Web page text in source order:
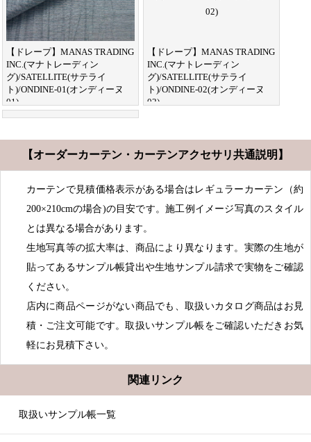
【ドレープ】MANAS TRADING
INC.(マナトレーディン
グ)/SATELLITE(サテライ
ト)/ONDINE-01(オンディーヌ
01)
【ドレープ】MANAS TRADING
INC.(マナトレーディン
グ)/SATELLITE(サテライ
ト)/ONDINE-02(オンディーヌ
02)
【オーダーカーテン・カーテンアクセサリ共通説明】
カーテンで見積価格表示がある場合はレギュラーカーテン（約
200×210cmの場合)の目安です。施工例イメージ写真のスタイル
とは異なる場合があります。
生地写真等の拡大率は、商品により異なります。実際の生地が
貼ってあるサンプル帳貸出や生地サンプル請求で実物をご確認
ください。
店内に商品ページがない商品でも、取扱いカタログ商品はお見
積・ご注文可能です。取扱いサンプル帳をご確認いただきお気
軽にお見積下さい。
関連リンク
取扱いサンプル帳一覧